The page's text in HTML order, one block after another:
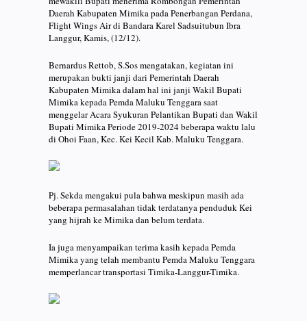
Daerah Kabupaten Mimika pada Penerbangan Perdana,
Flight Wings Air di Bandara Karel Sadsuitubun Ibra
Langgur, Kamis, (12/12).
Bernardus Rettob, S.Sos mengatakan, kegiatan ini
merupakan bukti janji dari Pemerintah Daerah
Kabupaten Mimika dalam hal ini janji Wakil Bupati
Mimika kepada Pemda Maluku Tenggara saat
menggelar Acara Syukuran Pelantikan Bupati dan Wakil
Bupati Mimika Periode 2019-2024 beberapa waktu lalu
di Ohoi Faan, Kec. Kei Kecil Kab. Maluku Tenggara.
Pj. Sekda mengakui pula bahwa meskipun masih ada
beberapa permasalahan tidak terdatanya penduduk Kei
yang hijrah ke Mimika dan belum terdata.
Ia juga menyampaikan terima kasih kepada Pemda
Mimika yang telah membantu Pemda Maluku Tenggara
memperlancar transportasi Timika-Langgur-Timika.